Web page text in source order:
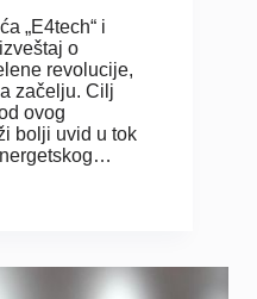
„E4tech“ i
o
revolucije,
začelju. Cilj
ovog
bolji uvid u tok